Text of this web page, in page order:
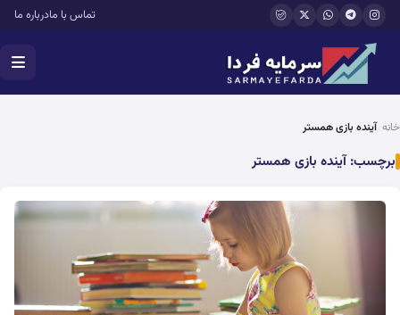
رفتن به محتوای اصلی تماس با مادرباره ما
خانه آینده بازی همستر
برچسب:آینده بازی همستر